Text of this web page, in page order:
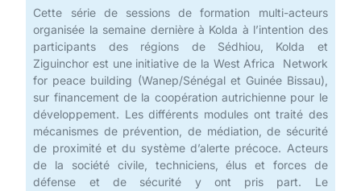
Cette série de sessions de formation multi-acteurs
organisée la semaine dernière à Kolda à l’intention des
participants des régions de Sédhiou, Kolda et
Ziguinchor est une initiative de la West Africa Network
for peace building (Wanep/Sénégal et Guinée Bissau),
sur financement de la coopération autrichienne pour le
développement. Les différents modules ont traité des
mécanismes de prévention, de médiation, de sécurité
de proximité et du système d’alerte précoce. Acteurs
de la société civile, techniciens, élus et forces de
défense et de sécurité y ont pris part. Le